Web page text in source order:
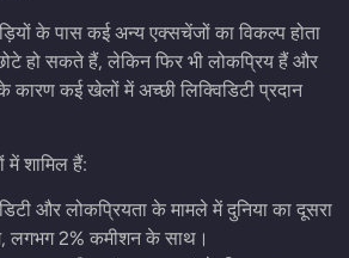
के पास कई अन्य एक्सचेंजों का विकल्प होता
हो सकते हैं, लेकिन फिर भी लोकप्रिय हैं और
के कारण कई खेलों में अच्छी लिक्विडिटी प्रदान
शामिल हैं:
और लोकप्रियता के मामले में दुनिया का दूसरा
लगभग 2% कमीशन के साथ।